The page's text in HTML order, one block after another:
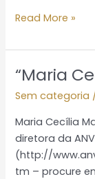
a
Read More »
“Maria
Sem categoria
Maria Cecília
diretora da
(http://
tm – procure
“Maria
Cecília”